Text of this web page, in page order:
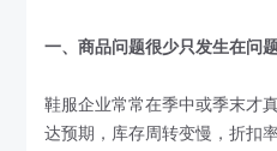
一、商品问题很少只发生在问
鞋服企业常常在季中或季末才
达预期，库存周转变慢，折扣